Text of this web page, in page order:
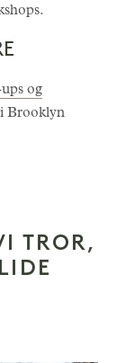
og
Brooklyn
TROR,